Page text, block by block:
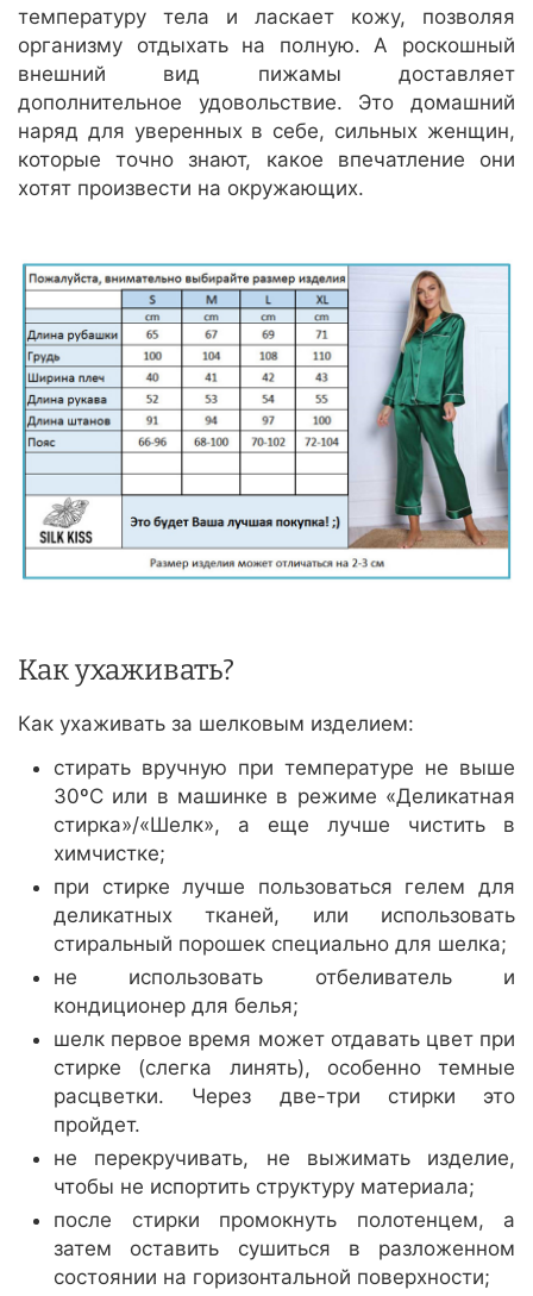
температуру тела и ласкает кожу, позволяя
организму отдыхать на полную. А роскошный
внешний вид пижамы доставляет
дополнительное удовольствие. Это домашний
наряд для уверенных в себе, сильных женщин,
которые точно знают, какое впечатление они
хотят произвести на окружающих.
Как ухаживать?
Как ухаживать за шелковым изделием:
стирать вручную при температуре не выше
30ºС или в машинке в режиме «Деликатная
стирка»/«Шелк», а еще лучше чистить в
химчистке;
при стирке лучше пользоваться гелем для
деликатных тканей, или использовать
стиральный порошек специально для шелка;
не использовать отбеливатель и
кондиционер для белья;
шелк первое время может отдавать цвет при
стирке (слегка линять), особенно темные
расцветки. Через две-три стирки это
пройдет.
не перекручивать, не выжимать изделие,
чтобы не испортить структуру материала;
после стирки промокнуть полотенцем, а
затем оставить сушиться в разложенном
состоянии на горизонтальной поверхности;